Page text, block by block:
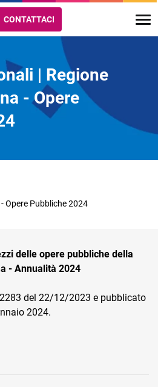
CONTATTACI
| Regione
- Opere
Opere Pubbliche 2024
delle opere pubbliche della
- Annualità 2024
del 22/12/2023 e pubblicato
2024.